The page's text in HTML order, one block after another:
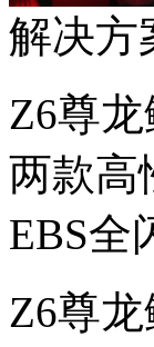
解决方
Z6尊
两款高
EBS全
Z6尊龙